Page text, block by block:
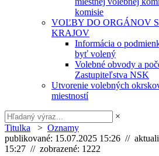
komisie
VOĽBY DO ORGÁNOV
KRAJOV
Informácia o
byť volený
Volebné obvody a
Zastupiteľstva NSK
Utvorenie volebných
miestností
×
Titulka > Oznamy
publikované: 15.07.2025 15:26 //
15:27 // zobrazené: 1222